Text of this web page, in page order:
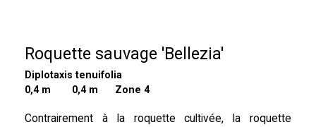
Roquette sauvage 'Bellezia'
Diplotaxis tenuifolia
0,4 m
0,4 m Zone 4
Contrairement à la roquette cultivée, la roquette